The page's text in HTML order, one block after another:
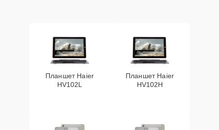
Планшет Haier
HV102L
Планшет Haier
HV102H